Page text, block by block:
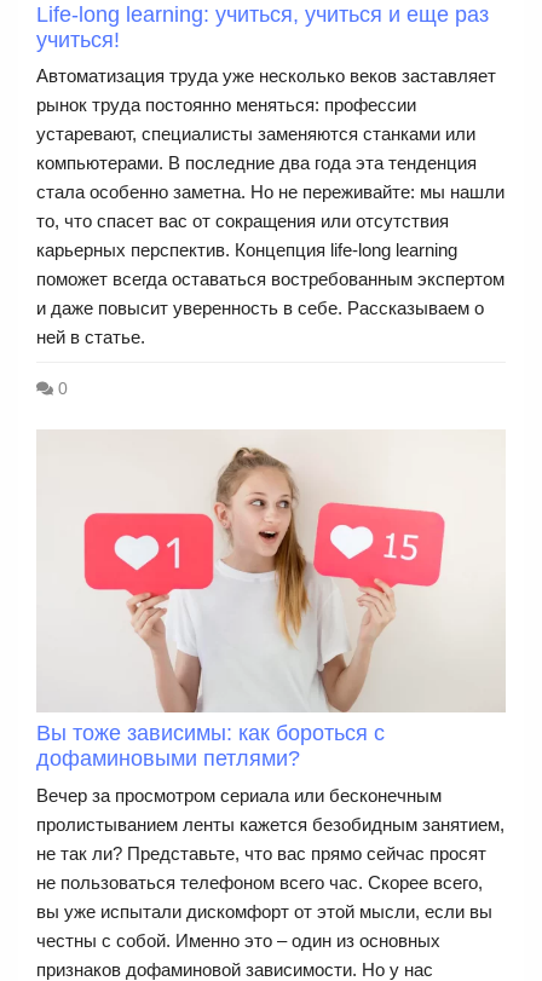
Life-long learning: учиться, учиться и еще раз
учиться!
Автоматизация труда уже несколько веков заставляет
рынок труда постоянно меняться: профессии
устаревают, специалисты заменяются станками или
компьютерами. В последние два года эта тенденция
стала особенно заметна. Но не переживайте: мы нашли
то, что спасет вас от сокращения или отсутствия
карьерных перспектив. Концепция life-long learning
поможет всегда оставаться востребованным экспертом
и даже повысит уверенность в себе. Рассказываем о
ней в статье.
0
Вы тоже зависимы: как бороться с
дофаминовыми петлями?
Вечер за просмотром сериала или бесконечным
пролистыванием ленты кажется безобидным занятием,
не так ли? Представьте, что вас прямо сейчас просят
не пользоваться телефоном всего час. Скорее всего,
вы уже испытали дискомфорт от этой мысли, если вы
честны с собой. Именно это – один из основных
признаков дофаминовой зависимости. Но у нас